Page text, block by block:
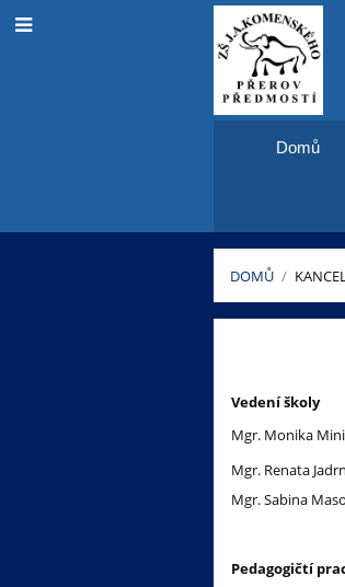
Domů
DOMŮ /
JAK
Vedení školy
Mgr. Monika
Mgr. Renata
Mgr. Sabina
Pedagogičtí